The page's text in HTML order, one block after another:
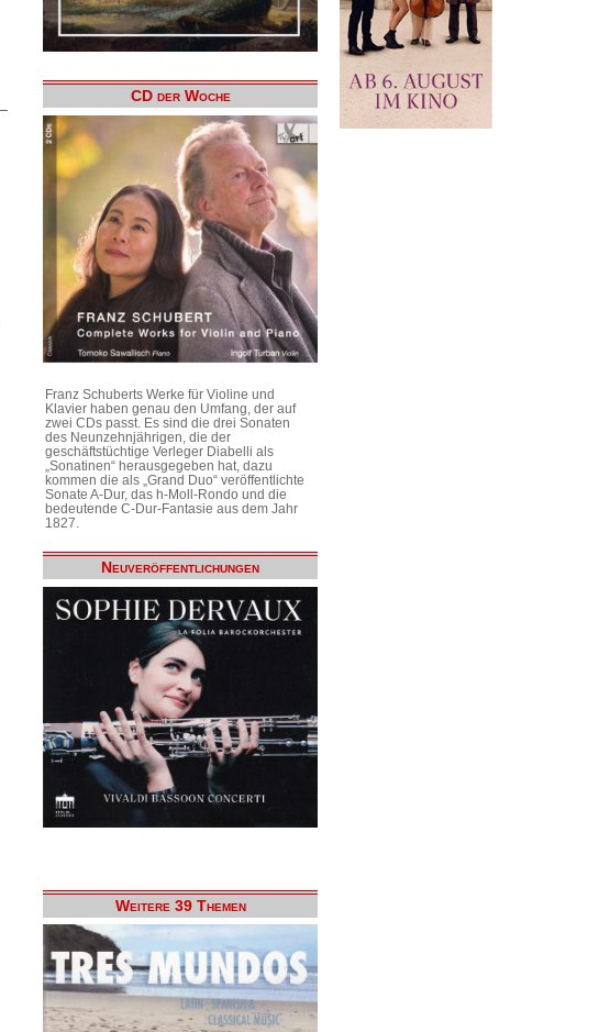
CD der Woche
Franz Schuberts Werke für Violine und
Klavier haben genau den Umfang, der auf
zwei CDs passt. Es sind die drei Sonaten
des Neunzehnjährigen, die der
geschäftstüchtige Verleger Diabelli als
„Sonatinen“ herausgegeben hat, dazu
kommen die als „Grand Duo“ veröffentlichte
Sonate A-Dur, das h-Moll-Rondo und die
bedeutende C-Dur-Fantasie aus dem Jahr
1827.
Neuveröffentlichungen
Weitere 39 Themen